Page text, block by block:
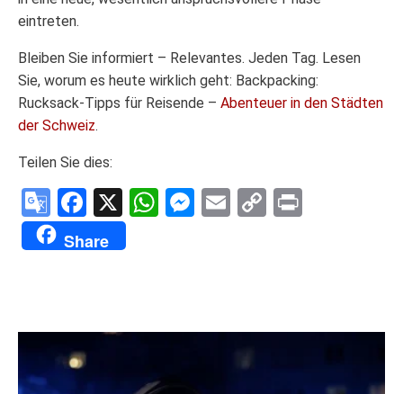
eintreten.
Bleiben Sie informiert – Relevantes. Jeden Tag. Lesen
Sie, worum es heute wirklich geht: Backpacking:
Rucksack-Tipps für Reisende – Abenteuer in den Städten
der Schweiz.
Teilen Sie dies:
Google
Translate
Facebook
X WhatsApp
Messenger
Email
Copy
Share